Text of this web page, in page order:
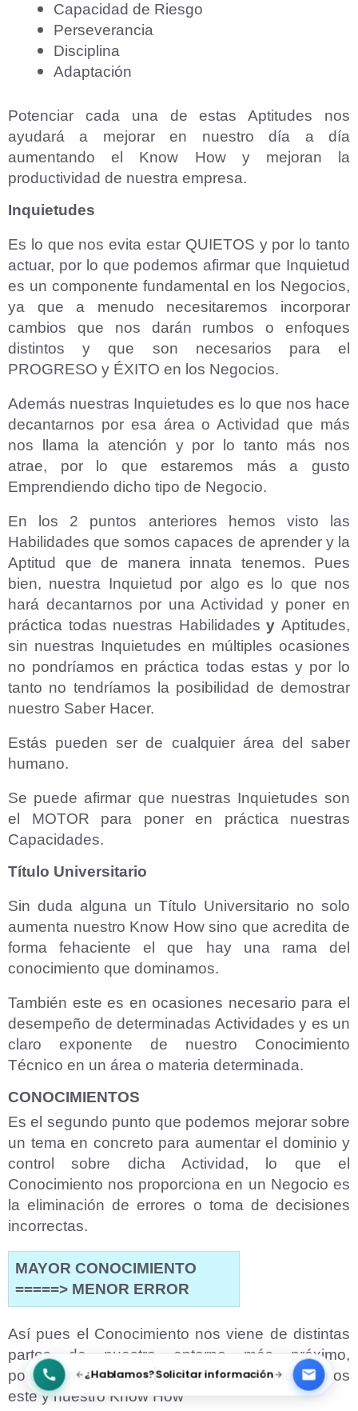
Capacidad de Riesgo
Perseverancia
Disciplina
Adaptación
Potenciar cada una de estas Aptitudes nos
ayudará a mejorar en nuestro día a día
aumentando el Know How y mejoran la
productividad de nuestra empresa.
Inquietudes
Es lo que nos evita estar QUIETOS y por lo tanto
actuar, por lo que podemos afirmar que Inquietud
es un componente fundamental en los Negocios,
ya que a menudo necesitaremos incorporar
cambios que nos darán rumbos o enfoques
distintos y que son necesarios para el
PROGRESO y ÉXITO en los Negocios.
Además nuestras Inquietudes es lo que nos hace
decantarnos por esa área o Actividad que más
nos llama la atención y por lo tanto más nos
atrae, por lo que estaremos más a gusto
Emprendiendo dicho tipo de Negocio.
En los 2 puntos anteriores hemos visto las
Habilidades que somos capaces de aprender y la
Aptitud que de manera innata tenemos. Pues
bien, nuestra Inquietud por algo es lo que nos
hará decantarnos por una Actividad y poner en
práctica todas nuestras HabilidadesyAptitudes,
sin nuestras Inquietudes en múltiples ocasiones
no pondríamos en práctica todas estas y por lo
tanto no tendríamos la posibilidad de demostrar
nuestro Saber Hacer.
Estás pueden ser de cualquier área del saber
humano.
Se puede afirmar que nuestras Inquietudes son
el MOTOR para poner en práctica nuestras
Capacidades.
Título Universitario
Sin duda alguna un Título Universitario no solo
aumenta nuestro Know How sino que acredita de
forma fehaciente el que hay una rama del
conocimiento que dominamos.
También este es en ocasiones necesario para el
desempeño de determinadas Actividades y es un
claro exponente de nuestro Conocimiento
Técnico en un área o materia determinada.
CONOCIMIENTOS
Es el segundo punto que podemos mejorar sobre
un tema en concreto para aumentar el dominio y
control sobre dicha Actividad, lo que el
Conocimiento nos proporciona en un Negocio es
la eliminación de errores o toma de decisiones
incorrectas.
MAYOR CONOCIMIENTO
=====> MENOR ERROR
Así pues el Conocimiento nos viene de distintas
partes de nuestro entorno más próximo,
potenciando estas aumentaremos y mejoraremos
este y nuestro Know How
¿Hablamos?Solicitar información